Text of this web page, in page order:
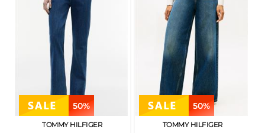
50%
TOMMY HILFIGER
50%
TOMMY HILFIGER